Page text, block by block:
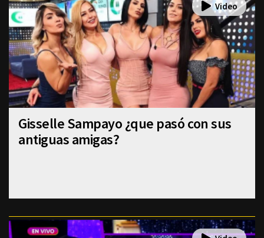
Gisselle Sampayo ¿que pasó con sus
antiguas amigas?